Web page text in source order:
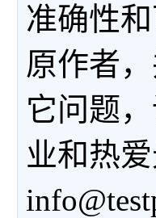
准确性
原作者
它问题
业和热